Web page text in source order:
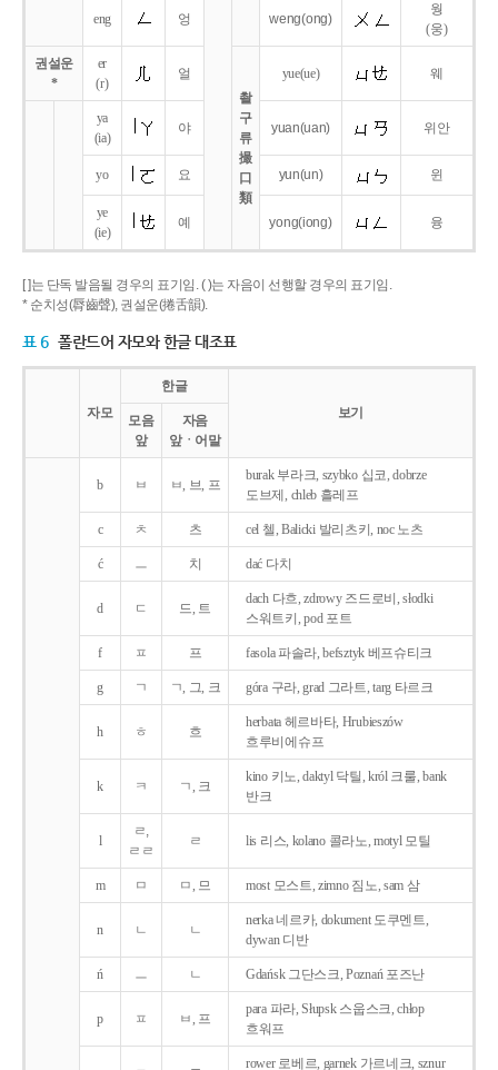
eng 엉 weng(ong)
웡
(웅)
권설운
*
er
(r)
얼
촬
구
류
撮
口
類
yue(ue) 웨
ya
(ia)
야 yuan(uan) 위안
yo 요 yun(un) 윈
ye
(ie)
예 yong(iong) 융
[ ]는 단독 발음될 경우의 표기임. ( )는 자음이 선행할 경우의 표기임.
* 순치성(脣齒聲), 권설운(捲舌韻).
표 6 폴란드어 자모와 한글 대조표
자모
한글
보기
모음
앞
자음
앞ㆍ어말
b ㅂ ㅂ, 브, 프
burak 부라크, szybko 십코, dobrze
도브제, chleb 흘레프
c ㅊ 츠 cel 첼, Balicki 발리츠키, noc 노츠
ć ㅡ 치 dać 다치
d ㄷ 드, 트
dach 다흐, zdrowy 즈드로비, słodki
스워트키, pod 포트
f ㅍ 프 fasola 파솔라, befsztyk 베프슈티크
g ㄱ ㄱ, 그, 크 góra 구라, grad 그라트, targ 타르크
h ㅎ 흐
herbata 헤르바타, Hrubieszów
흐루비에슈프
k ㅋ ㄱ, 크
kino 키노, daktyl 닥틸, król 크룰, bank
반크
l
ㄹ,
ㄹㄹ
ㄹ lis 리스, kolano 콜라노, motyl 모틸
m ㅁ ㅁ, 므 most 모스트, zimno 짐노, sam 삼
n ㄴ ㄴ
nerka 네르카, dokument 도쿠멘트,
dywan 디반
ń ㅡ ㄴ Gdańsk 그단스크, Poznań 포즈난
p ㅍ ㅂ, 프
para 파라, Słupsk 스웁스크, chłop
흐워프
rower 로베르, garnek 가르네크, sznur